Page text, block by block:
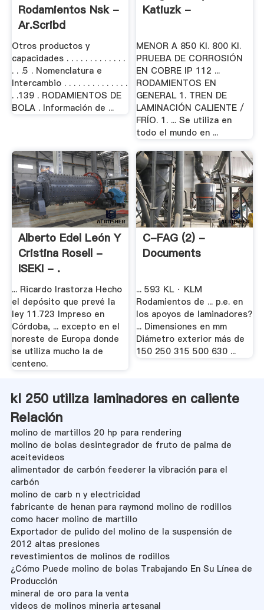
Rodamientos Nsk -
Ar.scribd
Otros productos y
capacidades . . . . . . . . . . . . .
. . .5 . Nomenclatura e
Intercambio . . . . . . . . . . . . . .
. .139 . RODAMIENTOS DE
BOLA . Información de ...
Katiuzk -
MENOR A 850 Kl. 800 Kl.
PRUEBA DE CORROSIÓN
EN COBRE IP 112 ...
RODAMIENTOS EN
GENERAL 1. TREN DE
LAMINACIÓN CALIENTE /
FRÍO. 1. ... Se utiliza en
todo el mundo en ...
Alberto Edel León Y
Cristina Rosell -
ISEKI - .
... Ricardo Irastorza Hecho
el depósito que prevé la
ley 11.723 Impreso en
Córdoba, ... excepto en el
noreste de Europa donde
se utiliza mucho la de
centeno.
C-FAG (2) -
Documents
... 593 KL · KLM
Rodamientos de ... p.e. en
los apoyos de laminadores?
... Dimensiones en mm
Diámetro exterior más de
150 250 315 500 630 ...
kl 250 utiliza laminadores en caliente
Relación
molino de martillos 20 hp para rendering
molino de bolas desintegrador de fruto de palma de
aceitevideos
alimentador de carbón feederer la vibración para el
carbón
molino de carb n y electricidad
fabricante de henan para raymond molino de rodillos
como hacer molino de martillo
Exportador de pulido del molino de la suspensión de
2012 altas presiones
revestimientos de molinos de rodillos
¿Cómo Puede molino de bolas Trabajando En Su Línea de
Producción
mineral de oro para la venta
videos de molinos mineria artesanal